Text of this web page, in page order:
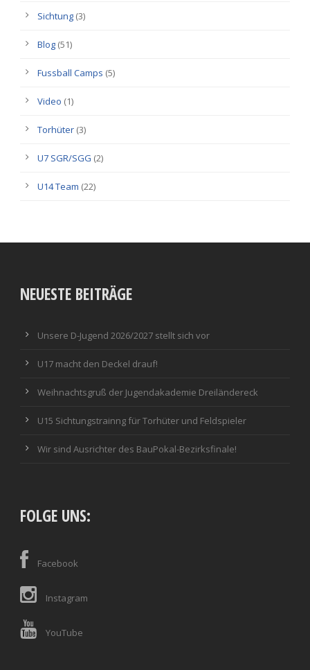
Sichtung (3)
Blog (51)
Fussball Camps (5)
Video (1)
Torhüter (3)
U7 SGR/SGG (2)
U14 Team (22)
NEUESTE BEITRÄGE
Unsere D-Jugend 2026/2027 stellt sich vor
U17 macht den Deckel drauf!
Weihnachtsgruß der Jugendakademie Dreiländereck
U15 Sichtungstrainng für Torhüter und Feldspieler
Wir sind Ausrichter des BauPokal-Bezirksfinale!
FOLGE UNS:
Facebook
Instagram
YouTube